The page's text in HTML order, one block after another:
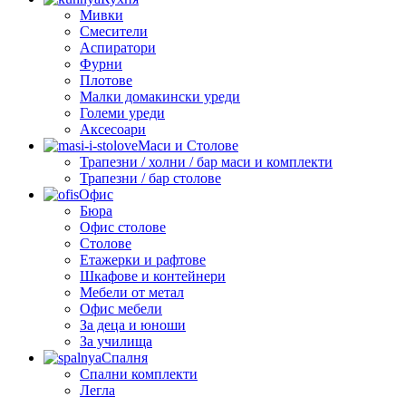
Мивки
Смесители
Аспиратори
Фурни
Плотове
Малки домакински уреди
Големи уреди
Аксесоари
Маси и Столове
Трапезни / холни / бар маси и комплекти
Трапезни / бар столове
Офис
Бюра
Офис столове
Столове
Етажерки и рафтове
Шкафове и контейнери
Мебели от метал
Офис мебели
За деца и юноши
За училища
Спалня
Спални комплекти
Легла